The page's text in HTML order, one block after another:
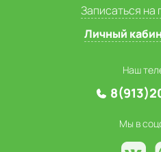
Записаться на
Личный
Наш
Мы в